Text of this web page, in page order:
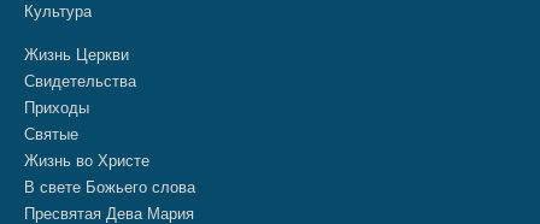
Культура
Жизнь Церкви
Свидетельства
Приходы
Святые
Жизнь во Христе
В свете Божьего слова
Пресвятая Дева Мария